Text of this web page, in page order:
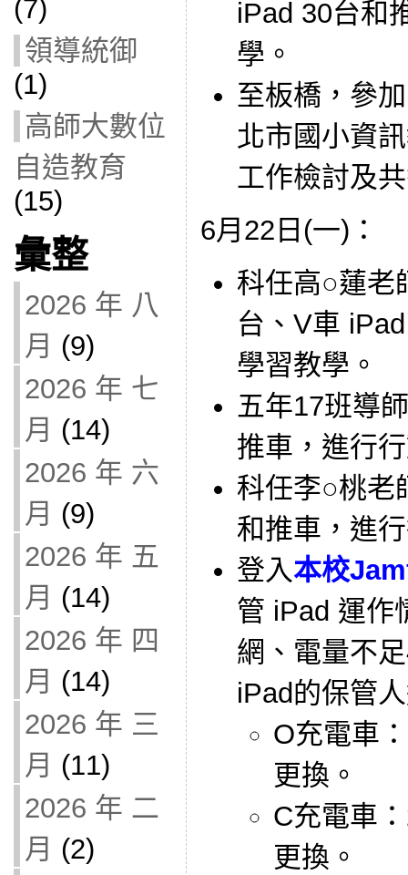
(7)
領導統御
(1)
高師大數位
自造教育
(15)
彙整
2026 年 八
月 (9)
2026 年 七
月 (14)
2026 年 六
月 (9)
2026 年 五
月 (14)
2026 年 四
月 (14)
2026 年 三
月 (11)
2026 年 二
月 (2)
iPad 30台和
學。
至板橋，參
北市國小資
工作檢討及
6月22日(一)：
科任高○蓮老
台、V車
學習教學。
五年17班導
推車，進行
科任李○桃老
和推車，進
登入本校
管 iPad 運作
網、電量不
iPad的保管
O充電車
更換。
C充電車
更換。